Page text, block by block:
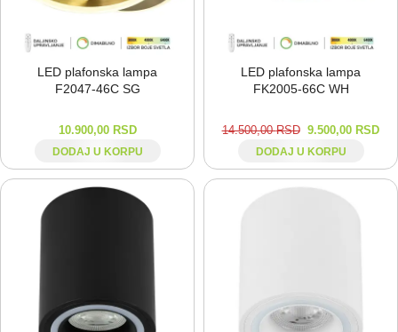
LED plafonska lampa
F2047-⁠46C SG
10.900,00 RSD
DODAJ U KORPU
LED plafonska lampa
FK2005-⁠66C WH
14.500,00RSD 9.500,00 RSD
DODAJ U KORPU